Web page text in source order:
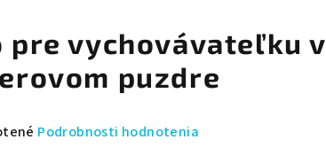
pre vychovávateľku v
puzdre
Podrobnosti hodnotenia